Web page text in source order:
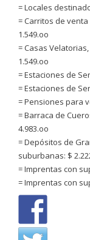
= Locales
= Carritos de
1.549.oo
= Casas
1.549.oo
= Estaciones de
= Estaciones de
= Pensiones para
= Barraca de
4.983.oo
= Depósitos de
suburbanas: $
= Imprentas con
= Imprentas con